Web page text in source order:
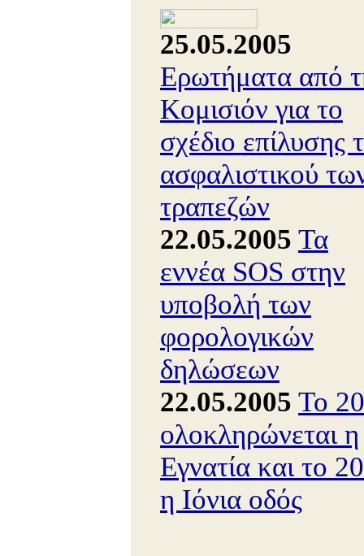
25.05.2005
Ερωτήματα από
Κομισιόν για το
σχέδιο επίλυσης
ασφαλιστικού
τραπεζών
22.05.2005 Τα
εννέα SOS στην
υποβολή των
φορολογικών
δηλώσεων
22.05.2005 Το
ολοκληρώνεται η
Εγνατία και το
η Ιόνια οδός